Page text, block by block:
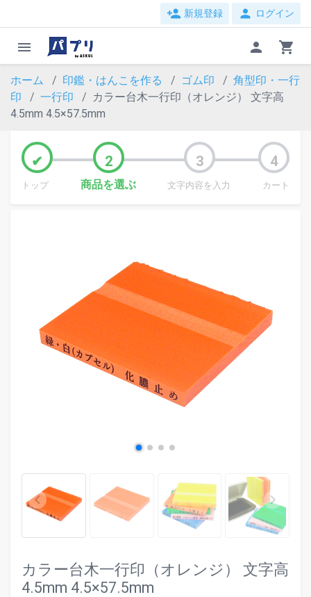
person_add 新規登録 person ログイン
menu person shopping_cart
ホーム 印鑑・はんこを作る ゴム印
角型印・一行
印
一行印
カラー台木一行印（オレンジ） 文字高
4.5mm 4.5×57.5mm
トップ 商品を選ぶ 文字内容を入力 カート
keyboard_arrow_left keyboard_arrow_right
カラー台木一行印（オレンジ） 文字高
4.5mm 4.5×57.5mm